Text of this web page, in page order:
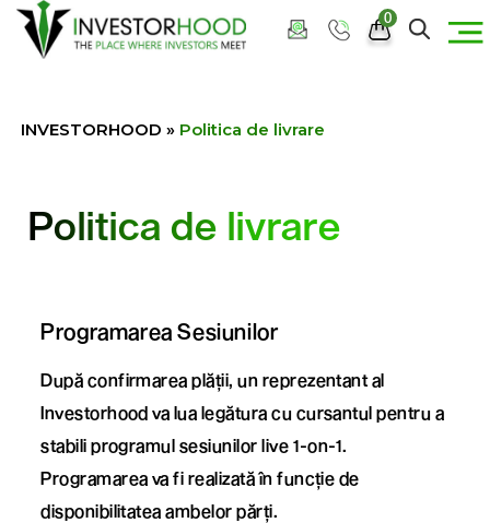
0
INVESTORHOOD » Politica de livrare
Politica de livrare
Programarea Sesiunilor
După confirmarea plății, un reprezentant al
Investorhood va lua legătura cu cursantul pentru a
stabili programul sesiunilor live 1-on-1.
Programarea va fi realizată în funcție de
disponibilitatea ambelor părți.